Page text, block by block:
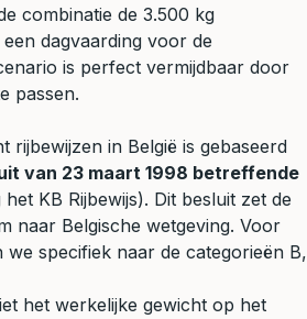
combinatie de 3.500 kg
dagvaarding voor de
is perfect vermijdbaar door
passen.
rijbewijzen in België is gebaseerd
van 23 maart 1998 betreffende
KB Rijbewijs). Dit besluit zet de
naar Belgische wetgeving. Voor
we specifiek naar de categorieën B,
het werkelijke gewicht op het